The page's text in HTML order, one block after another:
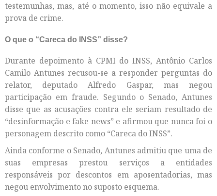
testemunhas, mas, até o momento, isso não equivale a
prova de crime.
O que o “Careca do INSS” disse?
Durante depoimento à CPMI do INSS, Antônio Carlos
Camilo Antunes recusou-se a responder perguntas do
relator, deputado Alfredo Gaspar, mas negou
participação em fraude. Segundo o Senado, Antunes
disse que as acusações contra ele seriam resultado de
“desinformação e fake news” e afirmou que nunca foi o
personagem descrito como “Careca do INSS”.
Ainda conforme o Senado, Antunes admitiu que uma de
suas empresas prestou serviços a entidades
responsáveis por descontos em aposentadorias, mas
negou envolvimento no suposto esquema.